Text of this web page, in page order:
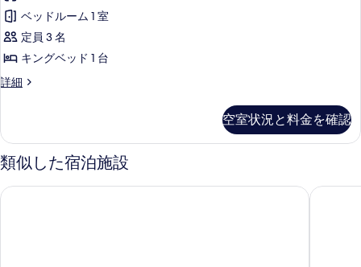
す
る
ー
ド
ビ
ュ
ー
す
べ
て
の
ビ
ュ
ー
の
細
ー
ム
の
す
の
写
真
ッ
ド
ル
ー
ム
の
ス
イ
ー
1
ッ
ド
ル
ー
ベッドルーム 1 室
定員 3 名
キングベッド 1 台
詳細
シ
イ
ー
ト
ベ
空室状況と料金を確認
類似した宿泊施設
ホリデイ イン ローマ - エウル パルコ デイ メディチ by IHG
バルセ